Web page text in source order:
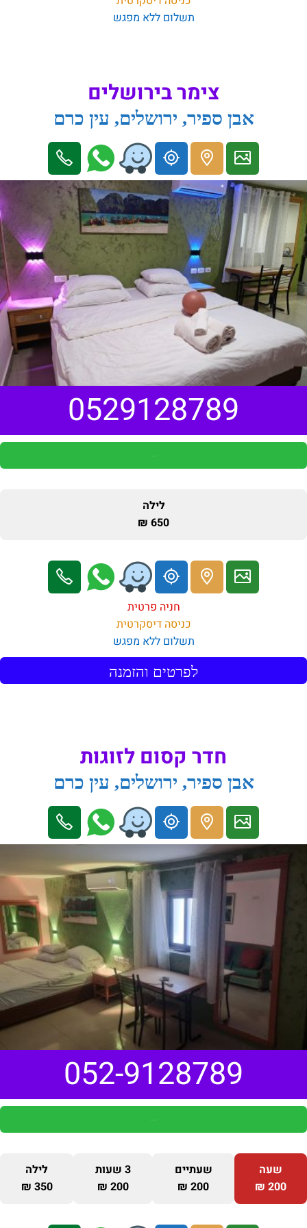
תשלום ללא מפגש
צימר בירושלים
אבן ספיר, ירושלים, עין כרם
0529128789
לילה
650 ₪
חניה פרטית
כניסה דיסקרטית
תשלום ללא מפגש
לפרטים והזמנה
חדר קסום לזוגות
אבן ספיר, ירושלים, עין כרם
052-9128789
שעה
200 ₪
שעתיים
200 ₪
3 שעות
200 ₪
לילה
350 ₪